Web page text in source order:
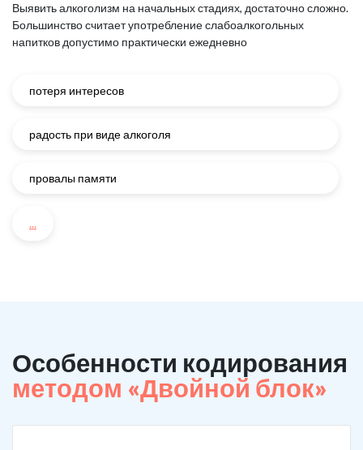
Выявить алкоголизм на начальных стадиях, достаточно сложно.
Большинство считает употребление слабоалкогольных
напитков допустимо практически ежедневно
потеря интересов
радость при виде алкоголя
провалы памяти
...
Особенности кодирования
методом «Двойной блок»